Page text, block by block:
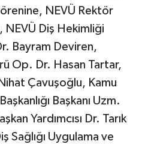
NEVÜ Rektör
NEVÜ Diş Hekimliği
Bayram Deviren,
Op. Dr. Hasan Tartar,
Çavuşoğlu, Kamu
Başkanı Uzm.
Yardımcısı Dr. Tarık
Sağlığı Uygulama ve